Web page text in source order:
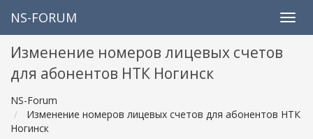
NS-FORUM
Изменение номеров лицевых счетов
для абонентов НТК Ногинск
NS-Forum
Изменение номеров лицевых счетов для абонентов НТК
Ногинск